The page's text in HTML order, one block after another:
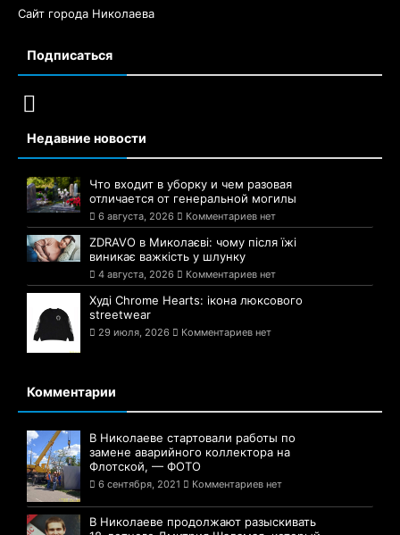
Сайт города Николаева
Подписаться
Недавние новости
Что входит в уборку и чем разовая
отличается от генеральной могилы
6 августа, 2026 Комментариев нет
ZDRAVO в Миколаєві: чому після їжі
виникає важкість у шлунку
4 августа, 2026 Комментариев нет
Худі Chrome Hearts: ікона люксового
streetwear
29 июля, 2026 Комментариев нет
Комментарии
В Николаеве стартовали работы по
замене аварийного коллектора на
Флотской, — ФОТО
6 сентября, 2021 Комментариев нет
В Николаеве продолжают разыскивать